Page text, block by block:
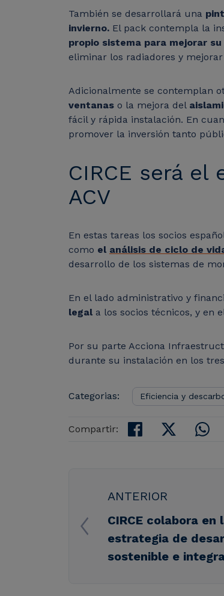
También se desarrollará una
invierno. El pack contempla la
propio sistema para mejorar
eliminar los radiadores y
Adicionalmente se contemplan
ventanas o la mejora del
fácil y rápida instalación. En
promover la inversión tanto
CIRCE será
ACV
En estas tareas los socios
como el análisis de ciclo de
desarrollo de los sistemas de
En el lado administrativo y
legal a los socios técnicos, y en
Por su parte Acciona
durante su instalación en los
Categorias: Eficiencia y
Compartir:
ANTERIOR
CIRCE colabora
estrategia de
sostenible e